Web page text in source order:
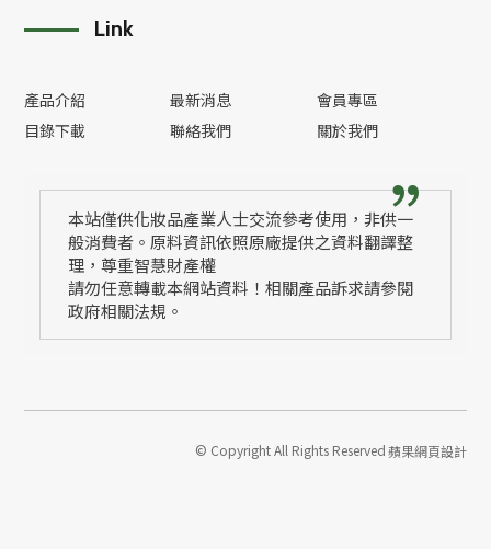
Link
產品介紹 最新消息
會員專區
目錄下載
聯絡我們 關於我們
本站僅供化妝品產業人士交流參考使用，非供一
般消費者。原料資訊依照原廠提供之資料翻譯整
理，尊重智慧財產權
請勿任意轉載本網站資料！相關產品訴求請參閱
政府相關法規。
© Copyright All Rights Reserved蘋果網頁設計